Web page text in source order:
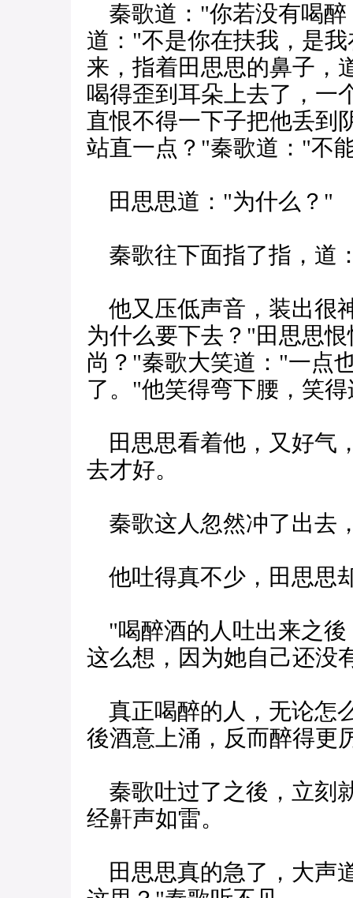
秦歌道："你若没有喝醉
道："不是你在扶我，是
来，指着田思思的鼻子，
喝得歪到耳朵上去了，一
直恨不得一下子把他丢到
站直一点？"秦歌道："不
田思思道："为什么？"
秦歌往下面指了指，道
他又压低声音，装出很
为什么要下去？"田思思
尚？"秦歌大笑道："一点
了。"他笑得弯下腰，笑
田思思看着他，又好气
去才好。
秦歌这人忽然冲了出去
他吐得真不少，田思思
"喝醉酒的人吐出来之後
这么想，因为她自己还没
真正喝醉的人，无论怎
後酒意上涌，反而醉得更
秦歌吐过了之後，立刻
经鼾声如雷。
田思思真的急了，大声